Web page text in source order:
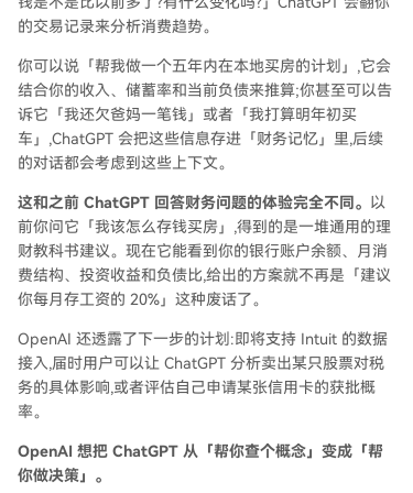
的交易记录来分析消费趋势。
你可以说「帮我做一个五年内在本地买房的计划」,它会
结合你的收入、储蓄率和当前负债来推算;你甚至可以告
诉它「我还欠爸妈一笔钱」或者「我打算明年初买
车」,ChatGPT 会把这些信息存进「财务记忆」里,后续
的对话都会考虑到这些上下文。
这和之前 ChatGPT 回答财务问题的体验完全不同。
以
前你问它「我该怎么存钱买房」,得到的是一堆通用的理
财教科书建议。现在它能看到你的银行账户余额、月消
费结构、投资收益和负债比,给出的方案就不再是「建议
你每月存工资的 20%」这种废话了。
OpenAI 还透露了下一步的计划:即将支持 Intuit 的数据
接入,届时用户可以让 ChatGPT 分析卖出某只股票对税
务的具体影响,或者评估自己申请某张信用卡的获批概
率。
OpenAI 想把 ChatGPT 从「帮你查个概念」变成「帮
你做决策」。